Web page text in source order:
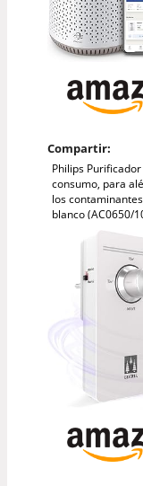
Compartir:
Philips
consumo, para
los
blanco (AC0650/